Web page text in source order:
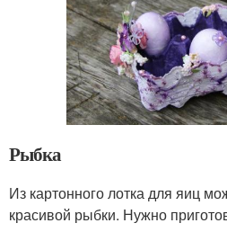
Рыбка
Из картонного лотка для яиц
красивой рыбки. Нужно